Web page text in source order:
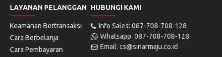
LAYANAN PELANGGAN
Keamanan Bertransaksi
Cara Berbelanja
Cara Pembayaran
HUBUNGI KAMI
Info Sales: 087-708-708-128
Whatsapp: 087-708-708-128
Email: cs@sinarmaju.co.id